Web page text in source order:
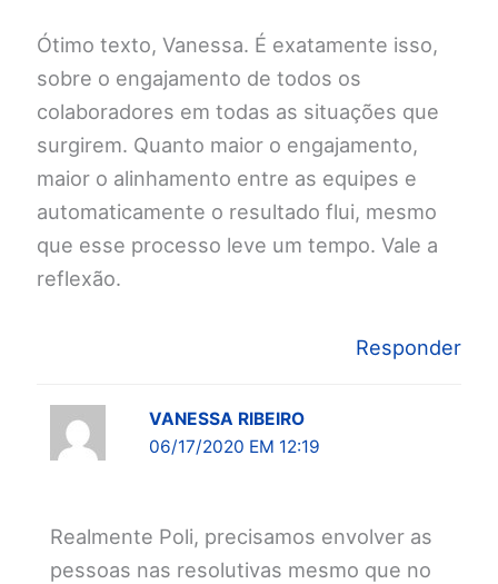
Ótimo texto, Vanessa. É exatamente isso,
sobre o engajamento de todos os
colaboradores em todas as situações que
surgirem. Quanto maior o engajamento,
maior o alinhamento entre as equipes e
automaticamente o resultado flui, mesmo
que esse processo leve um tempo. Vale a
reflexão.
Responder
VANESSA RIBEIRO
06/17/2020 EM 12:19
Realmente Poli, precisamos envolver as
pessoas nas resolutivas mesmo que no